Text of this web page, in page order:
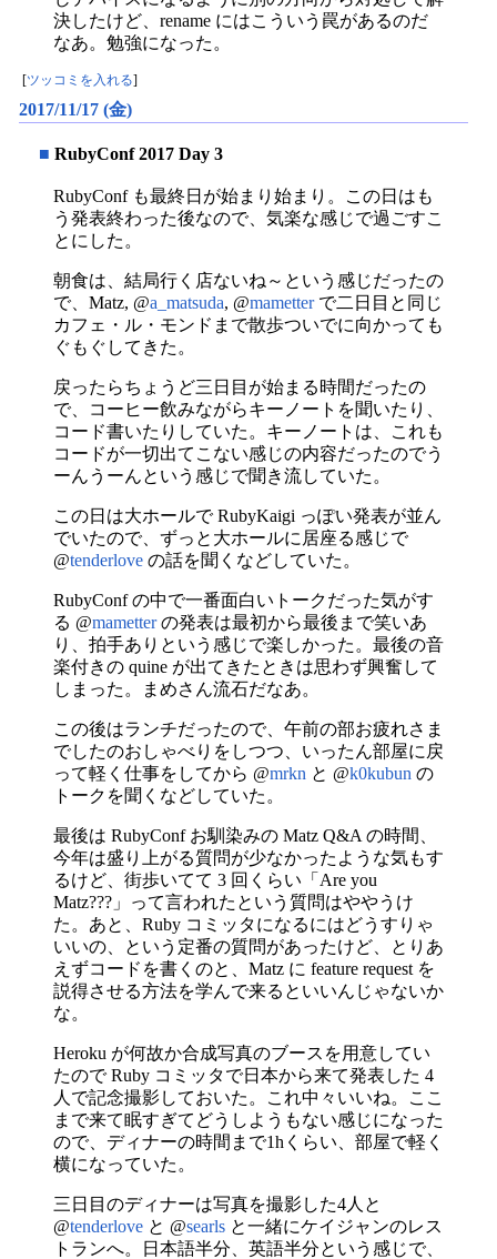
決したけど、rename にはこういう罠があるのだ
なあ。勉強になった。
[ツッコミを入れる]
2017/11/17 (金)
■ RubyConf 2017 Day 3
RubyConf も最終日が始まり始まり。この日はも
う発表終わった後なので、気楽な感じで過ごすこ
とにした。
朝食は、結局行く店ないね～という感じだったの
で、Matz, @a_matsuda, @mametterで二日目と同じ
カフェ・ル・モンドまで散歩ついでに向かっても
ぐもぐしてきた。
戻ったらちょうど三日目が始まる時間だったの
で、コーヒー飲みながらキーノートを聞いたり、
コード書いたりしていた。キーノートは、これも
コードが一切出てこない感じの内容だったのでう
ーんうーんという感じで聞き流していた。
この日は大ホールで RubyKaigi っぽい発表が並ん
でいたので、ずっと大ホールに居座る感じで
@tenderlove の話を聞くなどしていた。
RubyConf の中で一番面白いトークだった気がす
る @mametterの発表は最初から最後まで笑いあ
り、拍手ありという感じで楽しかった。最後の音
楽付きの quine が出てきたときは思わず興奮して
しまった。まめさん流石だなあ。
この後はランチだったので、午前の部お疲れさま
でしたのおしゃべりをしつつ、いったん部屋に戻
って軽く仕事をしてから @mrkn と @k0kubun の
トークを聞くなどしていた。
最後は RubyConf お馴染みの Matz Q&A の時間、
今年は盛り上がる質問が少なかったような気もす
るけど、街歩いてて 3 回くらい「Are you
Matz???」って言われたという質問はややうけ
た。あと、Ruby コミッタになるにはどうすりゃ
いいの、という定番の質問があったけど、とりあ
えずコードを書くのと、Matz に feature request を
説得させる方法を学んで来るといいんじゃないか
な。
Heroku が何故か合成写真のブースを用意してい
たので Ruby コミッタで日本から来て発表した 4
人で記念撮影しておいた。これ中々いいね。ここ
まで来て眠すぎてどうしようもない感じになった
ので、ディナーの時間まで1hくらい、部屋で軽く
横になっていた。
三日目のディナーは写真を撮影した4人と
@tenderlove と @searls と一緒にケイジャンのレス
トランへ。日本語半分、英語半分という感じで、